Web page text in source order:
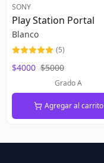
SONY
Play Station Portal
Blanco
(5)
$4000 $5000
Grado A
Agregar al carrito